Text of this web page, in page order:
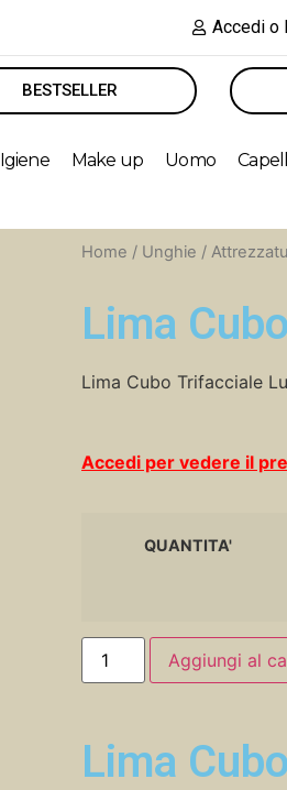
Accedi o
BESTSELLER
Igiene Make up Uomo
Home / Unghie /
Lima
Lima Cubo Trifacciale
Accedi per vedere il
QUANTITA'
Aggiungi al
Lima